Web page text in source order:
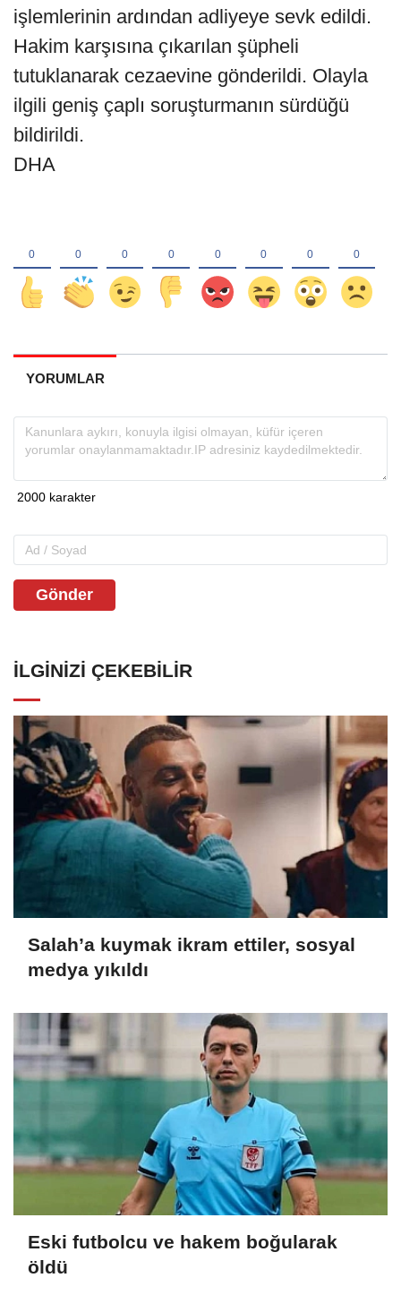
işlemlerinin ardından adliyeye sevk edildi.
Hakim karşısına çıkarılan şüpheli
tutuklanarak cezaevine gönderildi. Olayla
ilgili geniş çaplı soruşturmanın sürdüğü
bildirildi.
DHA
YORUMLAR
Gönder
İLGINIZI ÇEKEBILIR
Salah’a kuymak ikram ettiler, sosyal
medya yıkıldı
Eski futbolcu ve hakem boğularak
öldü